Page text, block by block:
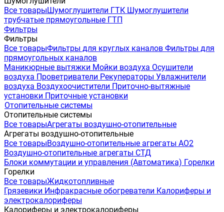
Все товарыШумоглушители ГТК Шумоглушители
трубчатые прямоугольные ГТП
Фильтры
Фильтры
Все товарыФильтры для круглых каналов Фильтры для
прямоугольных каналов
Маникюрные вытяжки Мойки воздуха Осушители
воздуха Проветриватели Рекуператоры Увлажнители
воздуха Воздухоочистители Приточно-вытяжные
установки Приточные установки
Отопительные системы
Отопительные системы
Все товарыАгрегаты воздушно-отопительные
Агрегаты воздушно-отопительные
Все товарыВоздушно-отопительные агрегаты АО2
Воздушно-отопительные агрегаты СТД
Блоки коммутации и управления (Автоматика) Горелки
Горелки
Все товарыЖидкотопливные
Грязевики Инфракрасные обогреватели Калориферы и
электрокалориферы
Калориферы и электрокалориферы